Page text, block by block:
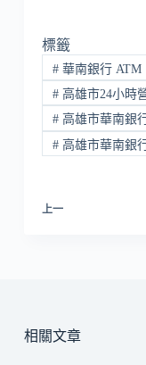
標籤
#華南銀行 ATM
#高雄市24小時
#高雄市華南銀
#高雄市華南銀
上一
相關文章